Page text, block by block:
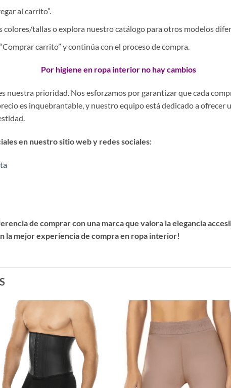
al carrito”.
colores/tallas o explora nuestro catálogo para otros modelos
carrito” y continúa con el proceso de compra.
Por higiene en ropa interior no hay cambios
nuestra prioridad. Nos esforzamos por garantizar que cada
es inquebrantable, y nuestro equipo está dedicado a ofrecer
en nuestro sitio web y redes sociales:
de comprar con una marca que valora la elegancia
la mejor experiencia de compra en ropa interior!